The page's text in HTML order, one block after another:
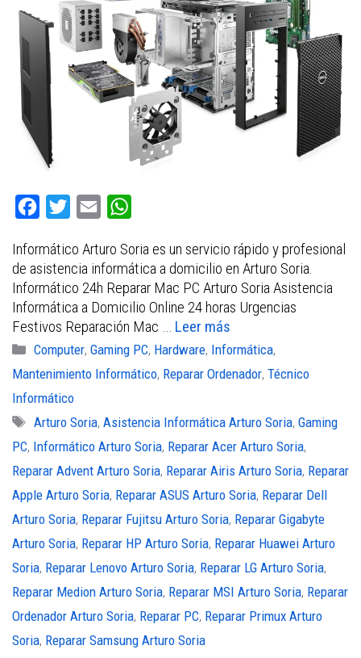
c
e
b
o
o
k
i
t
t
e
r
a
i
l
a
t
s
A
p
p
Informático Arturo Soria es un servicio rápido y profesional
de asistencia informática a domicilio en Arturo Soria.
Informático 24h Reparar Mac PC Arturo Soria Asistencia
Informática a Domicilio Online 24 horas Urgencias
Festivos Reparación Mac … Leer más
Categorías
Computer,Gaming PC, Hardware, Informática,
Mantenimiento Informático, Reparar Ordenador, Técnico
Informático
Etiquetas
Arturo Soria,Asistencia Informática Arturo Soria,Gaming
PC, Informático Arturo Soria, Reparar Acer Arturo Soria,
Reparar Advent Arturo Soria, Reparar Airis Arturo Soria, Reparar
Apple Arturo Soria, Reparar ASUS Arturo Soria, Reparar Dell
Arturo Soria, Reparar Fujitsu Arturo Soria, Reparar Gigabyte
Arturo Soria, Reparar HP Arturo Soria, Reparar Huawei Arturo
Soria, Reparar Lenovo Arturo Soria, Reparar LG Arturo Soria,
Reparar Medion Arturo Soria, Reparar MSI Arturo Soria, Reparar
Ordenador Arturo Soria, Reparar PC, Reparar Primux Arturo
Soria, Reparar Samsung Arturo Soria